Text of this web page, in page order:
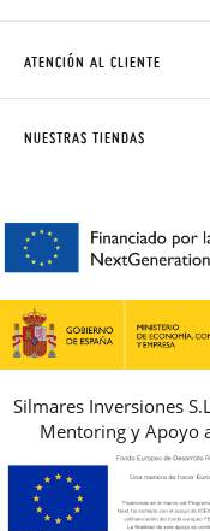
CÓMO COMPRAR
AVISO LEGAL, PRIVACIDAD Y
REBAJAS
ATENCIÓN AL CLIENTE
PREGUNTAS FRECUENTES
NUESTRAS TIENDAS
Silmares Inversiones
Mentoring y Apoyo